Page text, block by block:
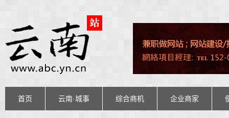
首页 云南·城事 综合商机 企业商家